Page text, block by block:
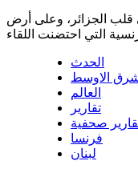
قلب الجزائر، وعلى أرض
الحدث
الاوسط
العالم
تقارير
صحفية
فرنسا
لبنان